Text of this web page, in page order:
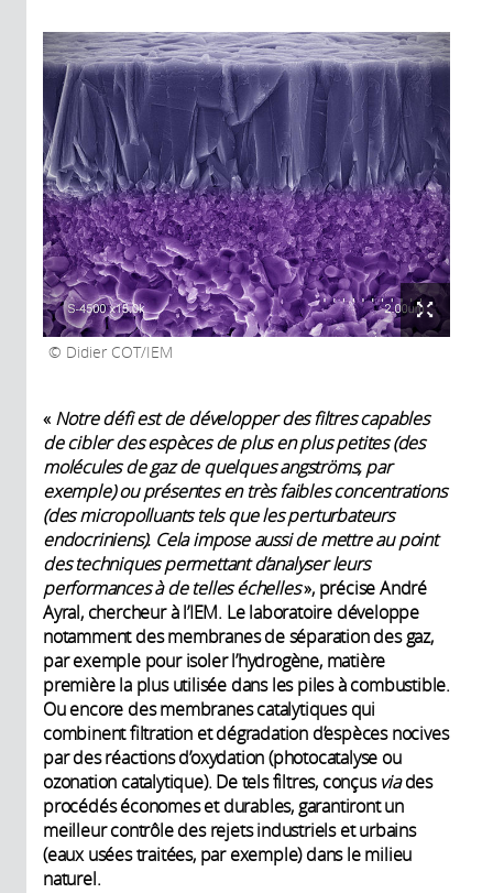
Didier COT/IEM
« Notre défi est de développer des filtres capables
de cibler des espèces de plus en plus petites (des
molécules de gaz de quelques angströms, par
exemple) ou présentes en très faibles concentrations
(des micropolluants tels que les perturbateurs
endocriniens). Cela impose aussi de mettre au point
des techniques permettant d’analyser leurs
performances à de telles échelles», précise André
Ayral, chercheur à l’IEM. Le laboratoire développe
notamment des membranes de séparation des gaz,
par exemple pour isoler l’hydrogène, matière
première la plus utilisée dans les piles à combustible.
Ou encore des membranes catalytiques qui
combinent filtration et dégradation d’espèces nocives
par des réactions d’oxydation (photocatalyse ou
ozonation catalytique). De tels filtres, conçusviades
procédés économes et durables, garantiront un
meilleur contrôle des rejets industriels et urbains
(eaux usées traitées, par exemple) dans le milieu
naturel.